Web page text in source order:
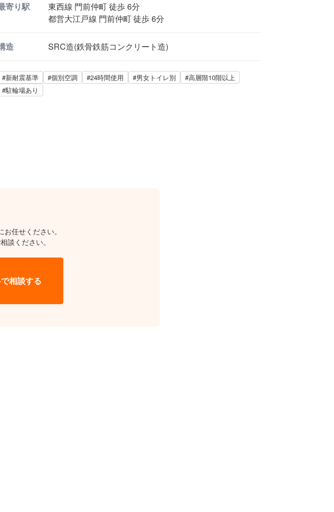
寄り駅
東西線 門前仲町 徒歩 6分
都営大江戸線 門前仲町 徒歩 6分
造 SRC造(鉄骨鉄筋コンクリート造)
#新耐震基準 #個別空調 #24時間使用 #男女トイレ別
#高層階10階以上
#駐輪場あり
任せください。
談ください。
相談する